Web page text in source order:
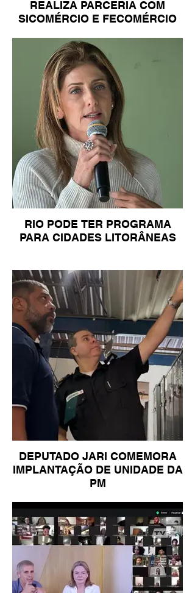
REALIZA PARCERIA COM
SICOMÉRCIO E FECOMÉRCIO
RIO PODE TER PROGRAMA
PARA CIDADES LITORÂNEAS
DEPUTADO JARI COMEMORA
IMPLANTAÇÃO DE UNIDADE DA
PM